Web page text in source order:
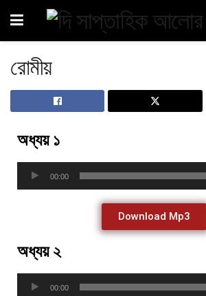
রোমীয়
অধ্যয় ১
00:00
Download Mp3
অধ্যয় ২
00:00